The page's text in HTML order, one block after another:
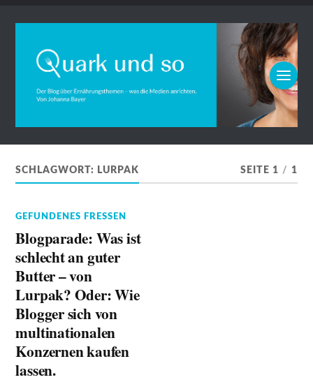
SCHLAGWORT: LURPAK SEITE 1 / 1
GEFUNDENES FRESSEN
Blogparade: Was ist
schlecht an guter
Butter – von
Lurpak? Oder: Wie
Blogger sich von
multinationalen
Konzernen kaufen
lassen.